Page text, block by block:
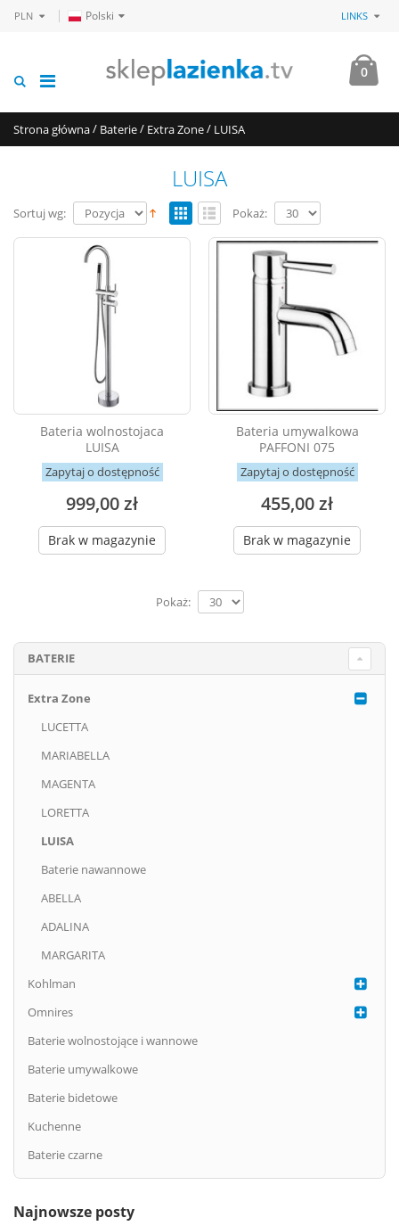
PLN Polski LINKS
0
Strona główna/ Baterie/ Extra Zone/ LUISA
LUISA
Sortuj wg: Pokaż:
Bateria wolnostojaca
LUISA
Zapytaj o dostępność
999,00 zł
Brak w magazynie
Bateria umywalkowa
PAFFONI 075
Zapytaj o dostępność
455,00 zł
Brak w magazynie
Pokaż:
BATERIE
Extra Zone
LUCETTA
MARIABELLA
MAGENTA
LORETTA
LUISA
Baterie nawannowe
ABELLA
ADALINA
MARGARITA
Kohlman
Omnires
Baterie wolnostojące i wannowe
Baterie umywalkowe
Baterie bidetowe
Kuchenne
Baterie czarne
Najnowsze posty